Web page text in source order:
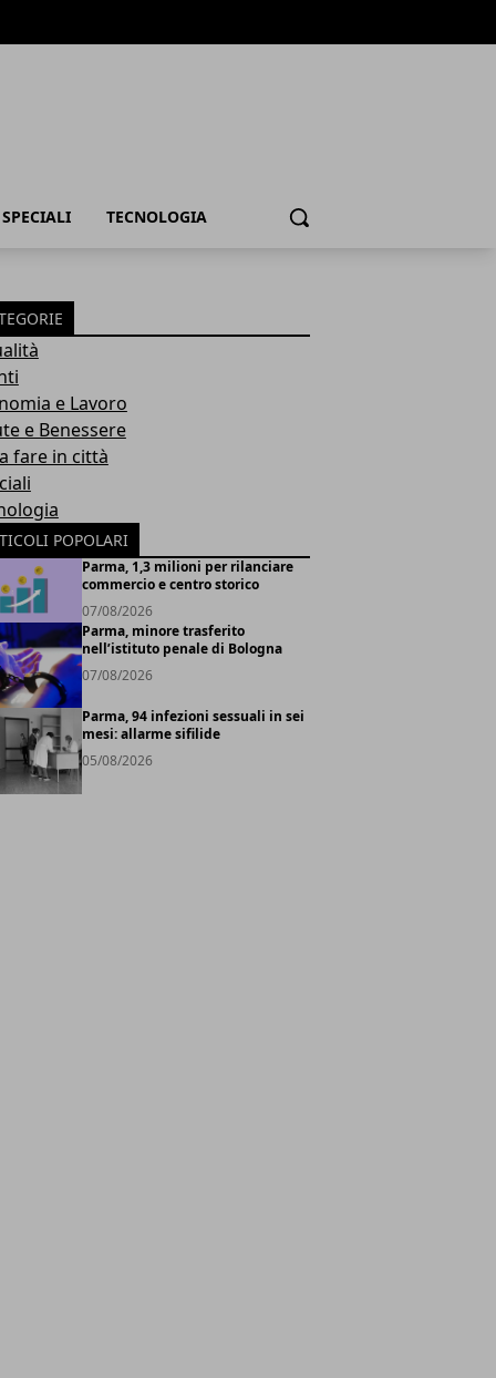
SPECIALI TECNOLOGIA Cerca
e Lavoro
e Benessere
fare in città
POPOLARI
Parma, 1,3 milioni per rilanciare
commercio e centro storico
07/08/2026
Parma, minore trasferito
nell’istituto penale di Bologna
07/08/2026
Parma, 94 infezioni sessuali in sei
mesi: allarme sifilide
05/08/2026